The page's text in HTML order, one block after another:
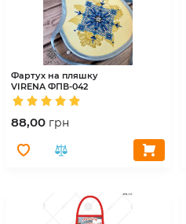
Фартух на пляшку
VIRENA ФПВ-042
88,00 грн